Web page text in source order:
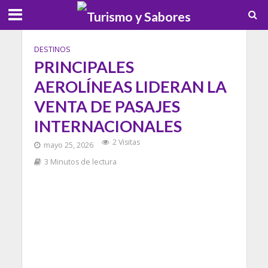
DESTINOS
PRINCIPALES
AEROLÍNEAS LIDERAN LA
VENTA DE PASAJES
INTERNACIONALES
mayo 25, 2026
2 Visitas
3 Minutos de lectura